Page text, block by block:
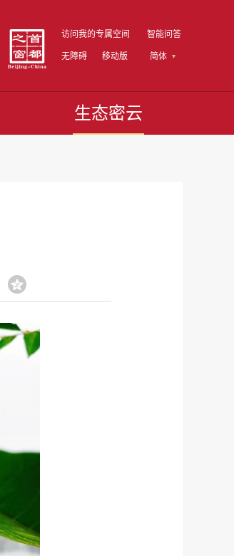
访问我的专属空间 智能问答
无障碍 移动版 简体
生态密云